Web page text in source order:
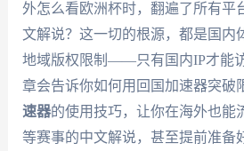
外怎么看欧洲杯时，翻遍了所有平
文解说？这一切的根源，都是国内
地域版权限制——只有国内IP才能
章会告诉你如何用回国加速器突破
速器的使用技巧，让你在海外也能
等赛事的中文解说，甚至提前准备